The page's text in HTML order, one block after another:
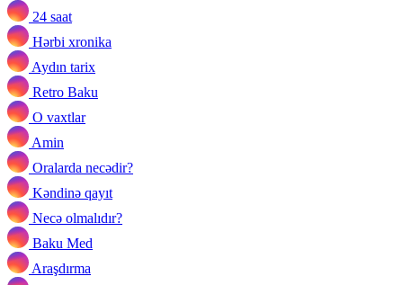
24 saat
Hərbi xronika
Aydın tarix
Retro Baku
O vaxtlar
Amin
Oralarda necədir?
Kəndinə qayıt
Necə olmalıdır?
Baku Med
Araşdırma